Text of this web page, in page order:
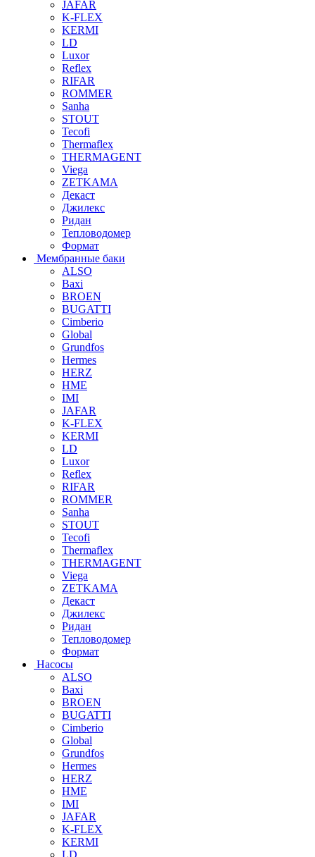
JAFAR
K-FLEX
KERMI
LD
Luxor
Reflex
RIFAR
ROMMER
Sanha
STOUT
Tecofi
Thermaflex
THERMAGENT
Viega
ZETKAMA
Декаст
Джилекс
Ридан
Тепловодомер
Формат
Мембранные баки
ALSO
Baxi
BROEN
BUGATTI
Cimberio
Global
Grundfos
Hermes
HERZ
HME
IMI
JAFAR
K-FLEX
KERMI
LD
Luxor
Reflex
RIFAR
ROMMER
Sanha
STOUT
Tecofi
Thermaflex
THERMAGENT
Viega
ZETKAMA
Декаст
Джилекс
Ридан
Тепловодомер
Формат
Насосы
ALSO
Baxi
BROEN
BUGATTI
Cimberio
Global
Grundfos
Hermes
HERZ
HME
IMI
JAFAR
K-FLEX
KERMI
LD